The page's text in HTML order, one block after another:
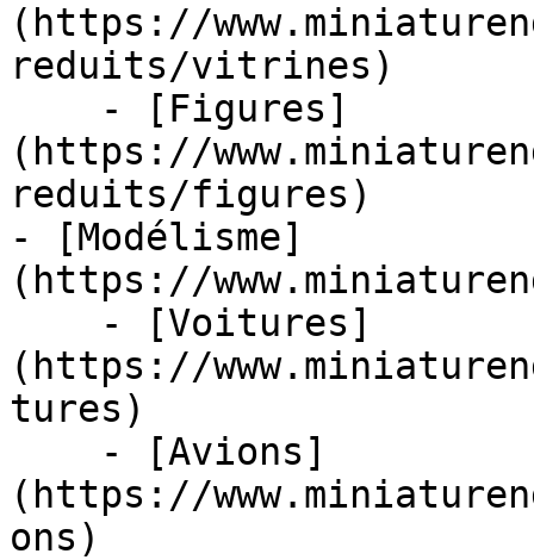
(https://
reduits/vitrines)
(https://
reduits/figures)
- [Modélisme]
(https://
(https://
tures)
(https://
ons)